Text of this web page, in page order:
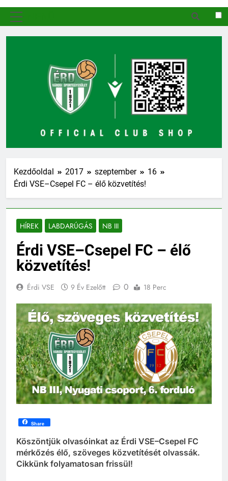
Kezdőoldal 2017 szeptember
16
Érdi VSE–Csepel FC – élő közvetítés!
HÍREK LABDARÚGÁS NB III
Érdi VSE–Csepel FC – élő
közvetítés!
Érdi VSE 9 Év Ezelőtt 0 18 Perc
Share
Köszöntjük olvasóinkat az Érdi VSE–Csepel FC
mérkőzés élő, szöveges közvetítését olvassák.
Cikkünk folyamatosan frissül!